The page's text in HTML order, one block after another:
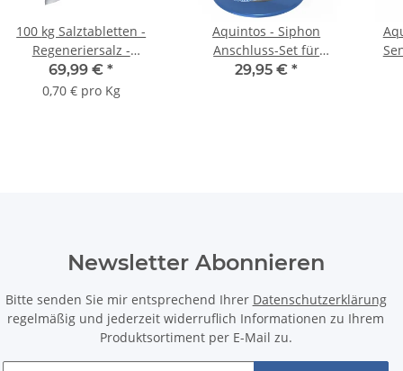
100 kg Salztabletten -
Regeneriersalz -
Siedesalz für
Enthärtungsanlagen /
69,99 €*
0,70 € pro Kg
Aquintos - Siphon
Anschluss-Set für
Haustechnik-
29,95 €*
Newsletter Abonnieren
Bitte senden Sie mir entsprechend Ihrer Datenschutzerklärung
regelmäßig und jederzeit widerruflich Informationen zu Ihrem
Produktsortiment per E-Mail zu.